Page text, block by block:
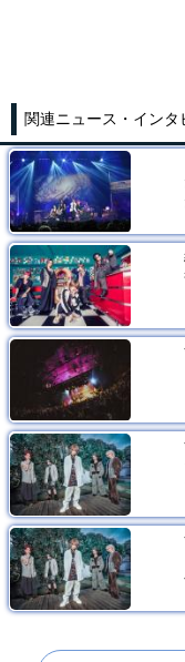
関連ニュース・インタ